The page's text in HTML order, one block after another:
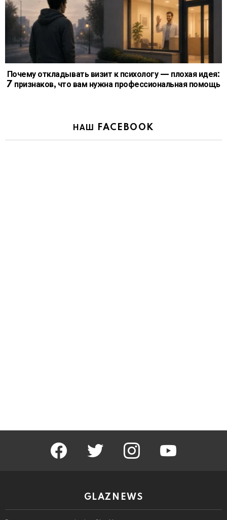
Почему откладывать визит к психологу — плохая идея:
7 признаков, что вам нужна профессиональная помощь
НАШ FACEBOOK
facebook twitter instagram
GLAZNEWS